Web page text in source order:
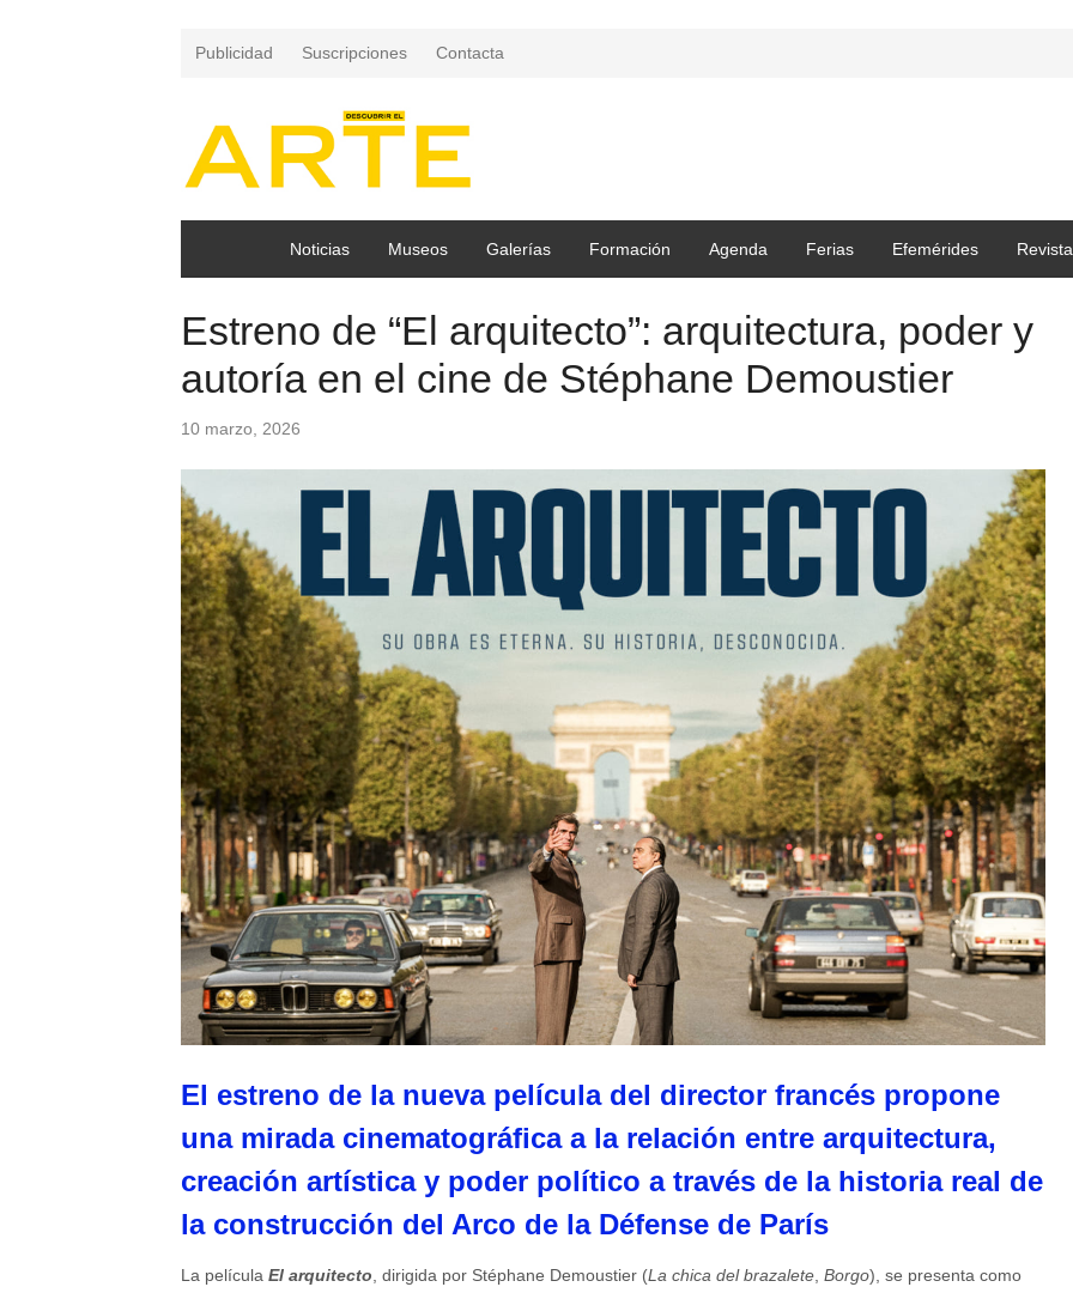
Publicidad Suscripciones Contacta
Noticias Museos Galerías Formación Agenda Ferias Efemérides Revista
Estreno de “El arquitecto”: arquitectura, poder y
autoría en el cine de Stéphane Demoustier
10 marzo, 2026
El estreno de la nueva película del director francés propone
una mirada cinematográfica a la relación entre arquitectura,
creación artística y poder político a través de la historia real de
la construcción del Arco de la Défense de París
La película El arquitecto, dirigida por Stéphane Demoustier (La chica del brazalete, Borgo), se presenta como